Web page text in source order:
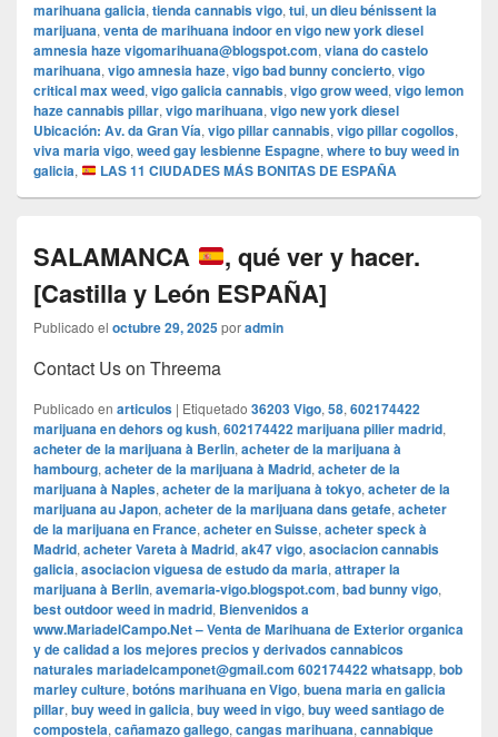
marihuana galicia, tienda cannabis vigo, tui, un dieu bénissent la
marijuana, venta de marihuana indoor en vigo new york diesel
amnesia haze vigomarihuana@blogspot.com, viana do castelo
marihuana, vigo amnesia haze, vigo bad bunny concierto, vigo
critical max weed, vigo galicia cannabis, vigo grow weed, vigo lemon
haze cannabis pillar, vigo marihuana, vigo new york diesel
Ubicación: Av. da Gran Vía, vigo pillar cannabis, vigo pillar cogollos,
viva maria vigo, weed gay lesbienne Espagne, where to buy weed in
galicia, LAS 11 CIUDADES MÁS BONITAS DE ESPAÑA
SALAMANCA
, qué ver y hacer.
[Castilla y León ESPAÑA]
Publicado el octubre 29, 2025poradmin
Contact Us on Threema
Publicado en articulos | Etiquetado 36203 Vigo, 58, 602174422
marijuana en dehors og kush, 602174422 marijuana pilier madrid,
acheter de la marijuana à Berlin, acheter de la marijuana à
hambourg, acheter de la marijuana à Madrid, acheter de la
marijuana à Naples, acheter de la marijuana à tokyo, acheter de la
marijuana au Japon, acheter de la marijuana dans getafe, acheter
de la marijuana en France, acheter en Suisse, acheter speck à
Madrid, acheter Vareta à Madrid, ak47 vigo, asociacion cannabis
galicia, asociacion viguesa de estudo da maria, attraper la
marijuana à Berlin, avemaria-vigo.blogspot.com, bad bunny vigo,
best outdoor weed in madrid, Bienvenidos a
www.MariadelCampo.Net – Venta de Marihuana de Exterior organica
y de calidad a los mejores precios y derivados cannabicos
naturales mariadelcamponet@gmail.com 602174422 whatsapp, bob
marley culture, botóns marihuana en Vigo, buena maria en galicia
pillar, buy weed in galicia, buy weed in vigo, buy weed santiago de
compostela, cañamazo gallego, cangas marihuana, cannabique